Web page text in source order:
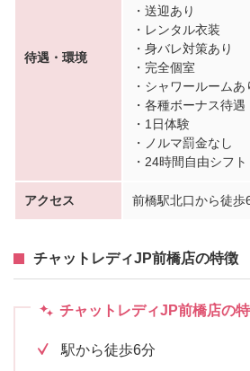
待遇・環境
・送迎あり
・レンタル衣装
・身バレ対策あり
・完全個室
・シャワールームあ
・各種ボーナス待遇
・1日体験
・ノルマ罰金なし
・24時間自由シフト
アクセス 前橋駅北口から徒歩
チャットレディJP前橋店の特徴
チャットレディJP前橋店の
駅から徒歩6分